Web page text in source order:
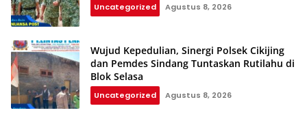
Uncategorized Agustus 8, 2026
Wujud Kepedulian, Sinergi Polsek Cikijing
dan Pemdes Sindang Tuntaskan Rutilahu di
Blok Selasa‎‎
Uncategorized Agustus 8, 2026